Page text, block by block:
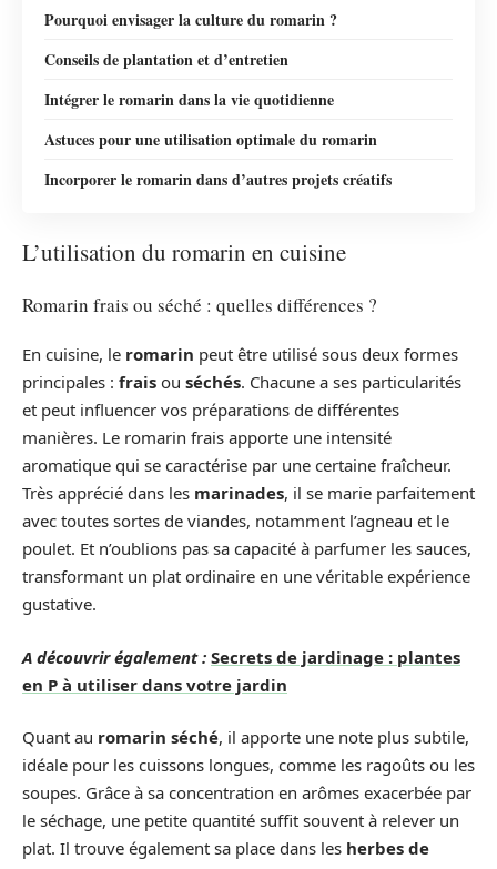
Pourquoi envisager la culture du romarin ?
Conseils de plantation et d’entretien
Intégrer le romarin dans la vie quotidienne
Astuces pour une utilisation optimale du romarin
Incorporer le romarin dans d’autres projets créatifs
L’utilisation du romarin en cuisine
Romarin frais ou séché : quelles différences ?
En cuisine, le romarin peut être utilisé sous deux formes
principales : frais ou séchés. Chacune a ses particularités
et peut influencer vos préparations de différentes
manières. Le romarin frais apporte une intensité
aromatique qui se caractérise par une certaine fraîcheur.
Très apprécié dans les marinades, il se marie parfaitement
avec toutes sortes de viandes, notamment l’agneau et le
poulet. Et n’oublions pas sa capacité à parfumer les sauces,
transformant un plat ordinaire en une véritable expérience
gustative.
A découvrir également : Secrets de jardinage : plantes
en P à utiliser dans votre jardin
Quant au romarin séché, il apporte une note plus subtile,
idéale pour les cuissons longues, comme les ragoûts ou les
soupes. Grâce à sa concentration en arômes exacerbée par
le séchage, une petite quantité suffit souvent à relever un
plat. Il trouve également sa place dans les herbes de